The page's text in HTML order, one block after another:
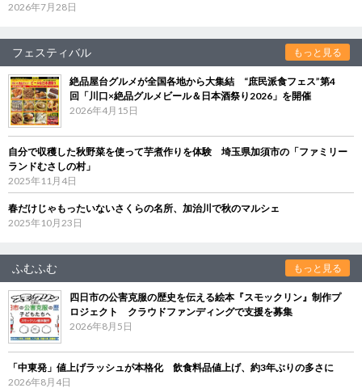
2026年7月28日
フェスティバル もっと見る
絶品屋台グルメが全国各地から大集結 “庶民派食フェス”第4
回「川口×絶品グルメビール＆日本酒祭り2026」を開催
2026年4月15日
自分で収穫した秋野菜を使って芋煮作りを体験 埼玉県加須市の「ファミリー
ランドむさしの村」
2025年11月4日
春だけじゃもったいないさくらの名所、加治川で秋のマルシェ
2025年10月23日
ふむふむ もっと見る
四日市の公害克服の歴史を伝える絵本『スモックリン』制作プ
ロジェクト クラウドファンディングで支援を募集
2026年8月5日
「中東発」値上げラッシュが本格化 飲食料品値上げ、約3年ぶりの多さに
2026年8月4日